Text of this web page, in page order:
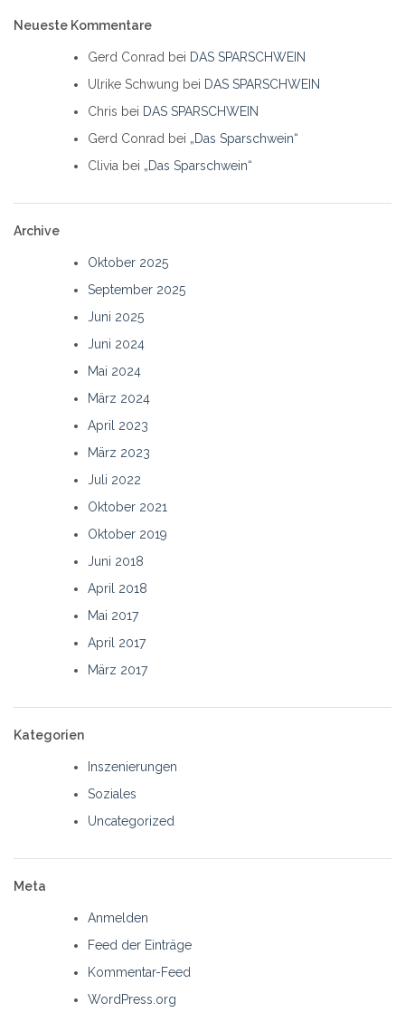
Neueste Kommentare
Gerd Conrad bei DAS SPARSCHWEIN
Ulrike Schwung bei DAS SPARSCHWEIN
Chris bei DAS SPARSCHWEIN
Gerd Conrad bei „Das Sparschwein“
Clivia bei „Das Sparschwein“
Archive
Oktober 2025
September 2025
Juni 2025
Juni 2024
Mai 2024
März 2024
April 2023
März 2023
Juli 2022
Oktober 2021
Oktober 2019
Juni 2018
April 2018
Mai 2017
April 2017
März 2017
Kategorien
Inszenierungen
Soziales
Uncategorized
Meta
Anmelden
Feed der Einträge
Kommentar-Feed
WordPress.org